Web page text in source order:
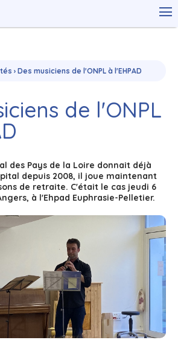

› Des musiciens de l'ONPL à l'EHPAD
de l'ONPL
des Pays de la Loire donnait déjà
depuis 2008, il joue maintenant
de retraite. C'était le cas jeudi 6
à l'Ehpad Euphrasie-Pelletier.